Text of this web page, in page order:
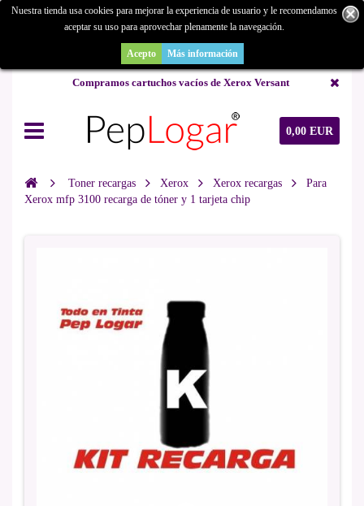
¿Buscas un repuesto de copiadora o buscas una de ocasión y no la
encuentras? Consúltanos.
Compramos cartuchos vacíos de Xerox Versant
0,00 EUR
Nuestra tienda usa cookies para mejorar la experiencia de usuario y le recomendamos
aceptar su uso para aprovechar plenamente la navegación.
Acepto Más información
Toner recargas Xerox Xerox recargas
Para
Xerox mfp 3100 recarga de tóner y 1 tarjeta chip